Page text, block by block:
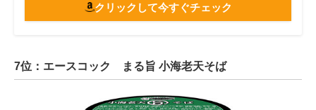
クリックして今すぐチェック
7位：エースコック まる旨 小海老天そば